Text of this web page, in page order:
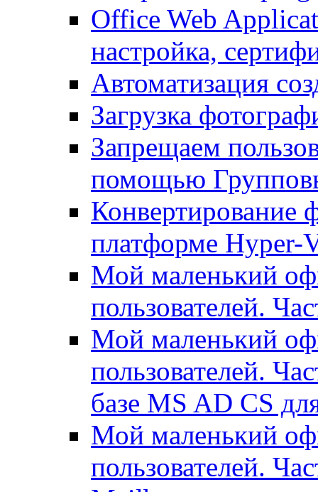
Office Web
настройка,
Автоматизация
Загрузка
Запрещаем
помощью
Конвертирование
платформе Hyper-
Мой маленький
пользователей.
Мой маленький
пользователей.
базе MS AD CS
Мой маленький
пользователей.